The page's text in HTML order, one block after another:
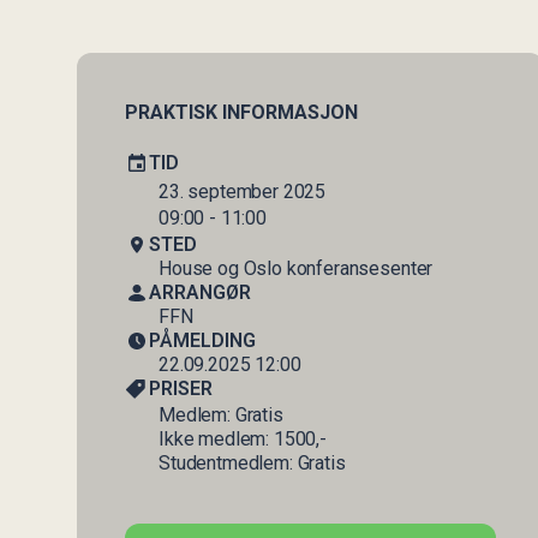
PRAKTISK INFORMASJON
TID
23. september 2025
09:00 - 11:00
STED
House og Oslo konferansesenter
ARRANGØR
FFN
PÅMELDING
22.09.2025 12:00
PRISER
Medlem: Gratis
Ikke medlem: 1500,-
Studentmedlem: Gratis